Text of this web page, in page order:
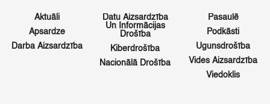
Aktuāli
Apsardze
Darba Aizsardzība
Datu Aizsardzība
Un Informācijas
Drošība
Kiberdrošība
Nacionālā Drošība
Pasaulē
Podkāsti
Ugunsdrošība
Vides Aizsardzība
Viedoklis